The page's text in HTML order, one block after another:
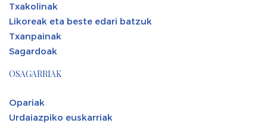
Txakolinak
Likoreak eta beste edari batzuk
Txanpainak
Sagardoak
OSAGARRIAK
Opariak
Urdaiazpiko euskarriak